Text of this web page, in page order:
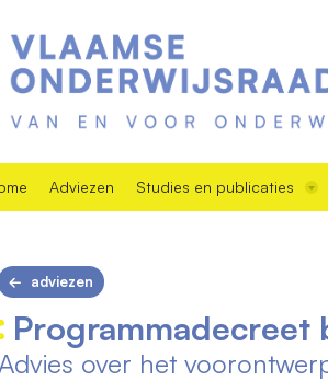
Adviezen Studies en publicaties
adviezen
Programmadecreet
Advies over het